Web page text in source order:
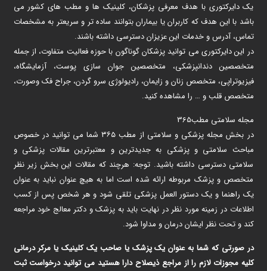
یک دایرکتوری با هدف معرفی پزشکان، کلینیک ها و مطب های کشور می
باشد با این هدف که کاربران یا بیماران بتوانند ساده تر و سریعتر به مشخصات
تماس، آدرس و خدمات این عزیزان دسترسی داشته باشند.
در این دایرکتوری می توانید پزشکان گوناگون با حوزه فعالیت متفاوت، از جمله
متخصصین دندانپزشکی، متخصصین جوان سازی پوست، آزمایشگاه،
فیزیوتراپی، متخصص زنان و زایمان، رادیولوژی سرو گردن، جراح فک وصورت،
متخصص قلب و … را مشاهده کنید.
مجله سلامتی مطب365
در بخش مجله پزشکی و سلامتی از مطب ۳۶۵ شما می توانید در خصوص
مباحث سلامتی و پزشکی به جدیدترین و معتبرترین مقالات پزشکی و
سلامتی دسترسی داشته باشید. توجه: هرچند که مقالات این بخش زیر نظر
متخصص و پزشک مربوطه ارائه شده است اما به هیچ عنوان نباید به عنوان
یک راهنما و یک دستور العمل پزشکی تلقی شود و هر شخص پس از کسب
اطلاعات در زمینه مورد نظر در نهایت باید به پزشک و دکتر معالج خود مراجعه
کند و تحت نظر ایشان درمان و مداوا شود.
در صورتی که شما به عنوان یک پزشک یا صاحب یک کلینیک یا مرکر درمانی
کلیه مجوزات لازم را از مراجع ذیصلاح دارا هستید می توانید درخواست ثبت